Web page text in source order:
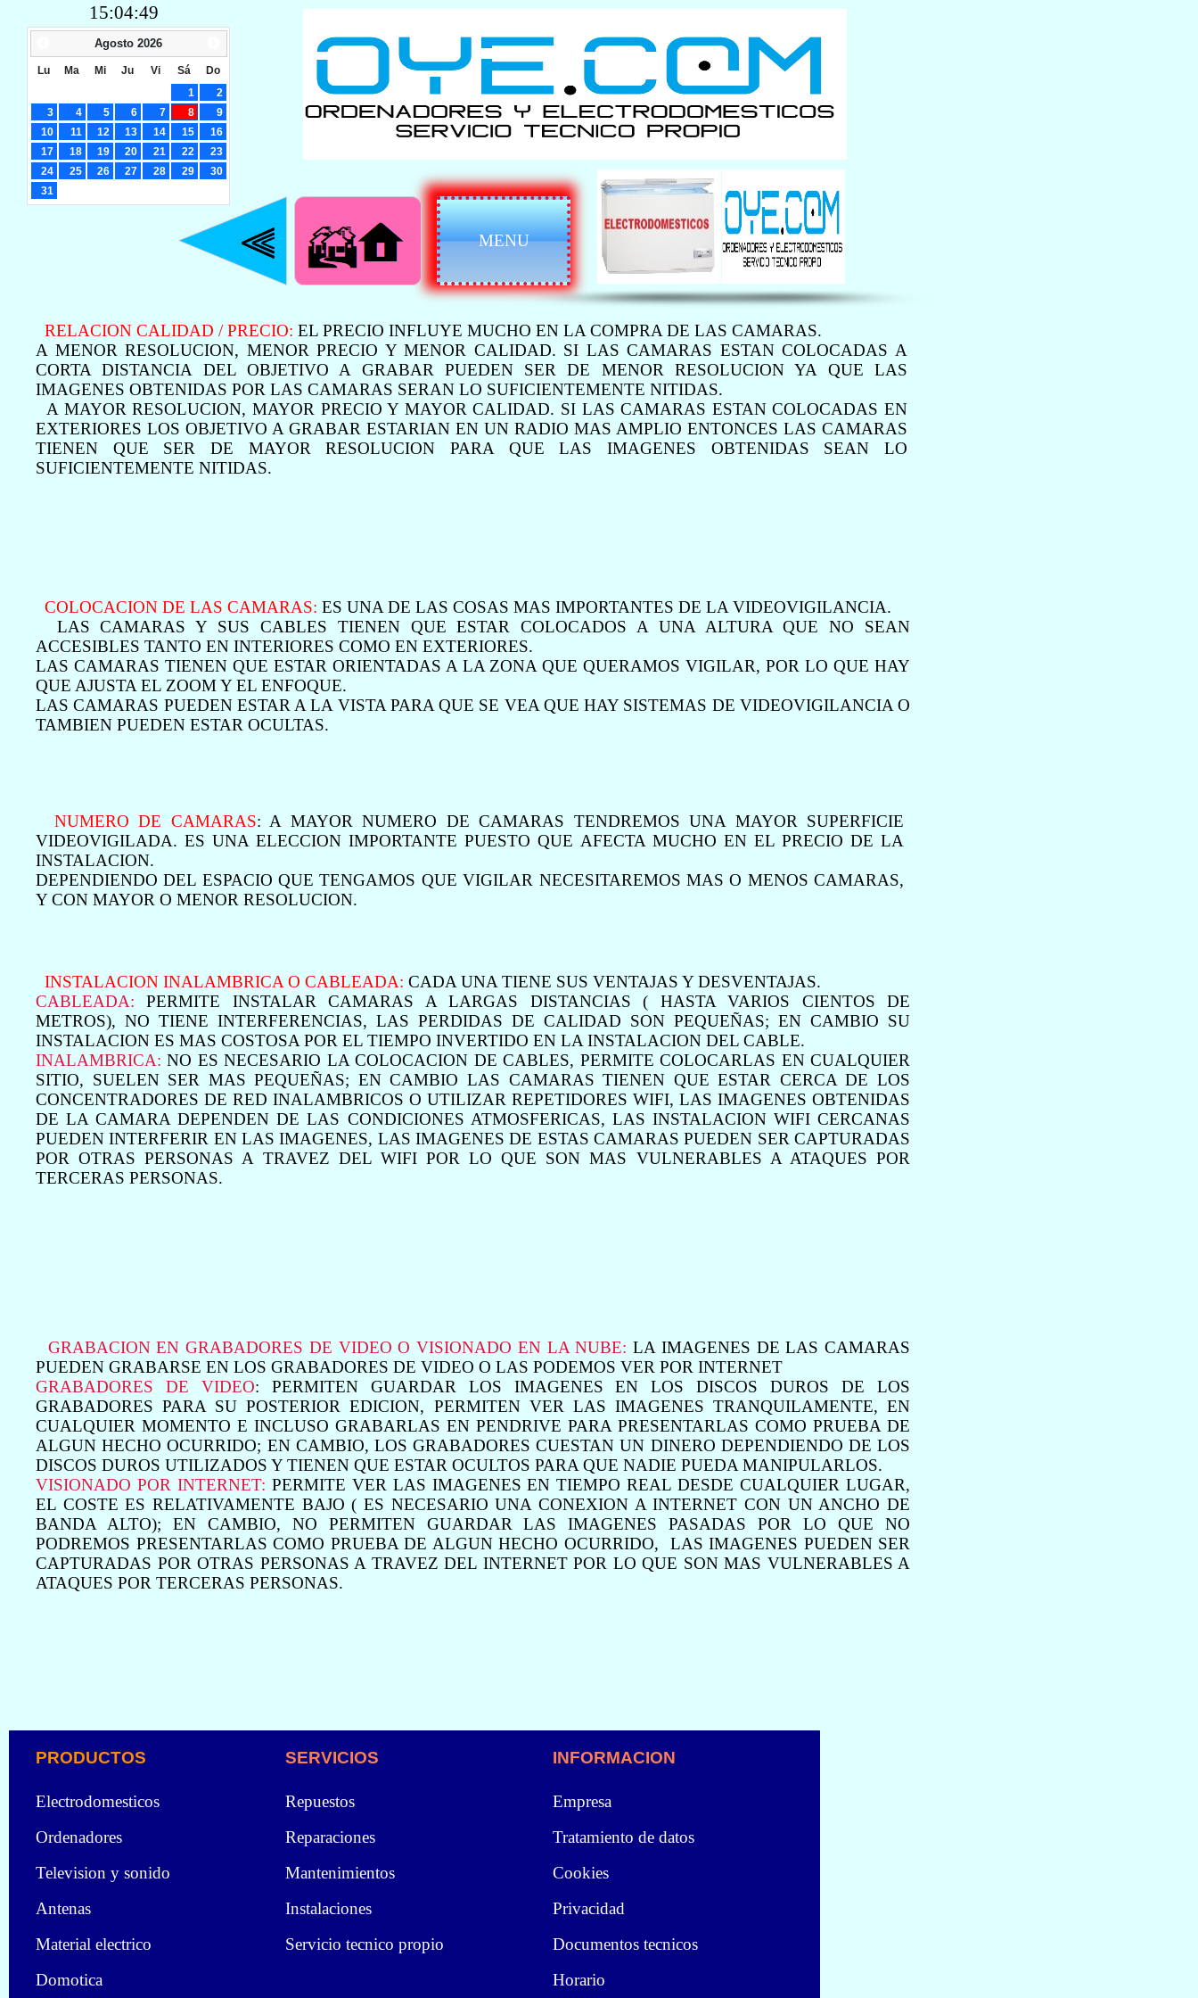
RELACION CALIDAD / PRECIO: EL PRECIO INFLUYE MUCHO EN LA COMPRA DE LAS CAMARAS.
A MENOR RESOLUCION, MENOR PRECIO Y MENOR CALIDAD. SI LAS CAMARAS ESTAN COLOCADAS A
CORTA DISTANCIA DEL OBJETIVO A GRABAR PUEDEN SER DE MENOR RESOLUCION YA QUE LAS
IMAGENES OBTENIDAS POR LAS CAMARAS SERAN LO SUFICIENTEMENTE NITIDAS.
A MAYOR RESOLUCION, MAYOR PRECIO Y MAYOR CALIDAD. SI LAS CAMARAS ESTAN COLOCADAS EN
EXTERIORES LOS OBJETIVO A GRABAR ESTARIAN EN UN RADIO MAS AMPLIO ENTONCES LAS CAMARAS
TIENEN QUE SER DE MAYOR RESOLUCION PARA QUE LAS IMAGENES OBTENIDAS SEAN LO
SUFICIENTEMENTE NITIDAS.
COLOCACION DE LAS CAMARAS: ES UNA DE LAS COSAS MAS IMPORTANTES DE LA VIDEOVIGILANCIA.
LAS CAMARAS Y SUS CABLES TIENEN QUE ESTAR COLOCADOS A UNA ALTURA QUE NO SEAN
ACCESIBLES TANTO EN INTERIORES COMO EN EXTERIORES.
LAS CAMARAS TIENEN QUE ESTAR ORIENTADAS A LA ZONA QUE QUERAMOS VIGILAR, POR LO QUE HAY
QUE AJUSTA EL ZOOM Y EL ENFOQUE.
LAS CAMARAS PUEDEN ESTAR A LA VISTA PARA QUE SE VEA QUE HAY SISTEMAS DE VIDEOVIGILANCIA O
TAMBIEN PUEDEN ESTAR OCULTAS.
NUMERO DE CAMARAS: A MAYOR NUMERO DE CAMARAS TENDREMOS UNA MAYOR SUPERFICIE
VIDEOVIGILADA. ES UNA ELECCION IMPORTANTE PUESTO QUE AFECTA MUCHO EN EL PRECIO DE LA
INSTALACION.
DEPENDIENDO DEL ESPACIO QUE TENGAMOS QUE VIGILAR NECESITAREMOS MAS O MENOS CAMARAS,
Y CON MAYOR O MENOR RESOLUCION.
INSTALACION INALAMBRICA O CABLEADA: CADA UNA TIENE SUS VENTAJAS Y DESVENTAJAS.
CABLEADA: PERMITE INSTALAR CAMARAS A LARGAS DISTANCIAS ( HASTA VARIOS CIENTOS DE
METROS), NO TIENE INTERFERENCIAS, LAS PERDIDAS DE CALIDAD SON PEQUEÑAS; EN CAMBIO SU
INSTALACION ES MAS COSTOSA POR EL TIEMPO INVERTIDO EN LA INSTALACION DEL CABLE.
INALAMBRICA: NO ES NECESARIO LA COLOCACION DE CABLES, PERMITE COLOCARLAS EN CUALQUIER
SITIO, SUELEN SER MAS PEQUEÑAS; EN CAMBIO LAS CAMARAS TIENEN QUE ESTAR CERCA DE LOS
CONCENTRADORES DE RED INALAMBRICOS O UTILIZAR REPETIDORES WIFI, LAS IMAGENES OBTENIDAS
DE LA CAMARA DEPENDEN DE LAS CONDICIONES ATMOSFERICAS, LAS INSTALACION WIFI CERCANAS
PUEDEN INTERFERIR EN LAS IMAGENES, LAS IMAGENES DE ESTAS CAMARAS PUEDEN SER CAPTURADAS
POR OTRAS PERSONAS A TRAVEZ DEL WIFI POR LO QUE SON MAS VULNERABLES A ATAQUES POR
TERCERAS PERSONAS.
GRABACION EN GRABADORES DE VIDEO O VISIONADO EN LA NUBE: LA IMAGENES DE LAS CAMARAS
PUEDEN GRABARSE EN LOS GRABADORES DE VIDEO O LAS PODEMOS VER POR INTERNET
GRABADORES DE VIDEO: PERMITEN GUARDAR LOS IMAGENES EN LOS DISCOS DUROS DE LOS
GRABADORES PARA SU POSTERIOR EDICION, PERMITEN VER LAS IMAGENES TRANQUILAMENTE, EN
CUALQUIER MOMENTO E INCLUSO GRABARLAS EN PENDRIVE PARA PRESENTARLAS COMO PRUEBA DE
ALGUN HECHO OCURRIDO; EN CAMBIO, LOS GRABADORES CUESTAN UN DINERO DEPENDIENDO DE LOS
DISCOS DUROS UTILIZADOS Y TIENEN QUE ESTAR OCULTOS PARA QUE NADIE PUEDA MANIPULARLOS.
VISIONADO POR INTERNET: PERMITE VER LAS IMAGENES EN TIEMPO REAL DESDE CUALQUIER LUGAR,
EL COSTE ES RELATIVAMENTE BAJO ( ES NECESARIO UNA CONEXION A INTERNET CON UN ANCHO DE
BANDA ALTO); EN CAMBIO, NO PERMITEN GUARDAR LAS IMAGENES PASADAS POR LO QUE NO
PODREMOS PRESENTARLAS COMO PRUEBA DE ALGUN HECHO OCURRIDO, LAS IMAGENES PUEDEN SER
CAPTURADAS POR OTRAS PERSONAS A TRAVEZ DEL INTERNET POR LO QUE SON MAS VULNERABLES A
ATAQUES POR TERCERAS PERSONAS.
MENU
15:04:50
Agosto 2026
Lu Ma Mi Ju Vi Sá
Do
1
2
3
4 5 6 7 8
9
10
11 12 13 14 15
16
17
18 19 20 21 22
23
24
25 26 27 28 29
30
31
Repuestos
Reparaciones
Mantenimientos
Instalaciones
Servicio tecnico propio
Electrodomesticos
Ordenadores
Television y sonido
Antenas
Material electrico
Domotica
Empresa
Tratamiento de datos
Cookies
Privacidad
Documentos tecnicos
Horario
INFORMACION
PRODUCTOS SERVICIOS